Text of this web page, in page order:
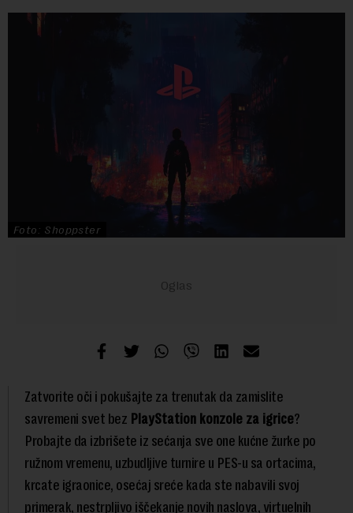
Foto: Shoppster
Zatvorite oči i pokušajte za trenutak da zamislite
savremeni svet bez PlayStation konzole za igrice?
Probajte da izbrišete iz sećanja sve one kućne žurke po
ružnom vremenu, uzbudljive turnire u PES-u sa ortacima,
krcate igraonice, osećaj sreće kada ste nabavili svoj
primerak, nestrpljivo iščekanje novih naslova, virtuelnih